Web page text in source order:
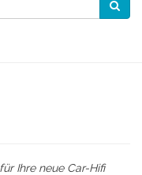
Ihre neue Car-Hifi